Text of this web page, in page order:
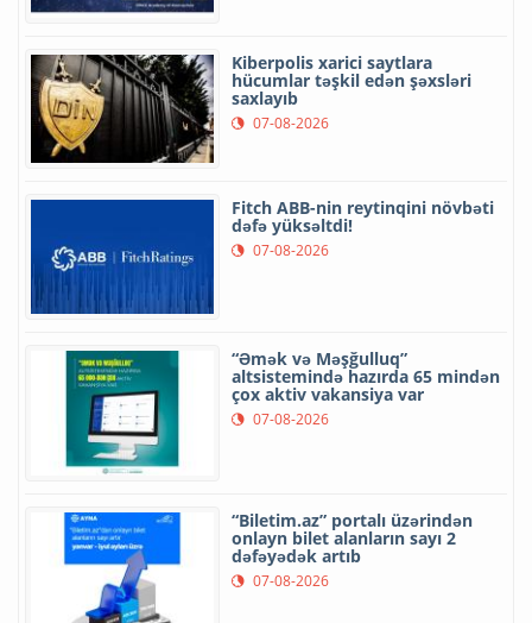
Kiberpolis xarici saytlara
hücumlar təşkil edən şəxsləri
saxlayıb
07-08-2026
Fitch ABB-nin reytinqini növbəti
dəfə yüksəltdi!
07-08-2026
“Əmək və Məşğulluq”
altsistemində hazırda 65 mindən
çox aktiv vakansiya var
07-08-2026
“Biletim.az” portalı üzərindən
onlayn bilet alanların sayı 2
dəfəyədək artıb
07-08-2026